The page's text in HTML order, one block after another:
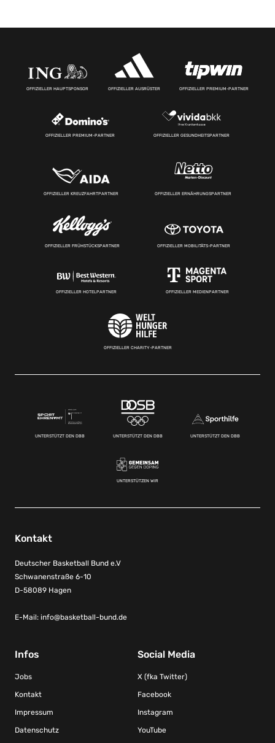
OFFIZIELLER HAUPTSPONSOR OFFIZIELLER AUSRÜSTER OFFIZIELLER PREMIUM-PARTNER
OFFIZIELLER PREMIUM-PARTNER OFFIZIELLER GESUNDHEITSPARTNER
OFFIZIELLER KREUZFAHRTPARTNER OFFIZIELLER ERNÄHRUNGSPARTNER
OFFIZIELLER FRÜHSTÜCKSPARTNER OFFIZIELLER MOBILITÄTS-PARTNER
OFFIZIELLER HOTELPARTNER OFFIZIELLER MEDIENPARTNER
OFFIZIELLER CHARITY-PARTNER
UNTERSTÜTZT DEN DBB UNTERSTÜTZT DEN DBB UNTERSTÜTZT DEN DBB
UNTERSTÜTZEN WIR
Kontakt
Deutscher Basketball Bund e.V
Schwanenstraße 6-10
D-58089 Hagen
E-Mail: info@basketball-bund.de
Infos
Jobs
Kontakt
Impressum
Datenschutz
Social Media
X (fka Twitter)
Facebook
Instagram
YouTube